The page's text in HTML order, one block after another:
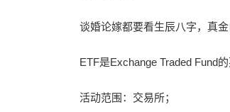
谈婚论嫁都要看生辰八字，真
ETF是Exchange Traded Fund
活动范围：交易所；